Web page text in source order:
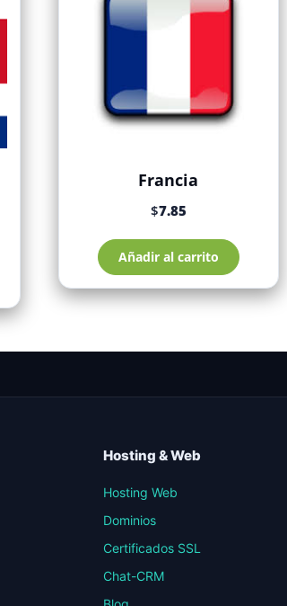
Francia
$7.85
Añadir al carrito
Hosting & Web
Hosting Web
Dominios
Certificados SSL
Chat-CRM